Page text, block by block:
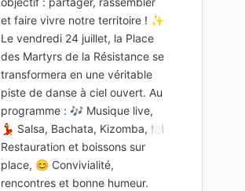
et faire vivre notre territoire ! ✨
Le vendredi 24 juillet, la Place
des Martyrs de la Résistance se
transformera en une véritable
piste de danse à ciel ouvert. Au
programme : 🎶 Musique live,
💃 Salsa, Bachata, Kizomba, 🍽️
Restauration et boissons sur
place, 😊 Convivialité,
rencontres et bonne humeur.